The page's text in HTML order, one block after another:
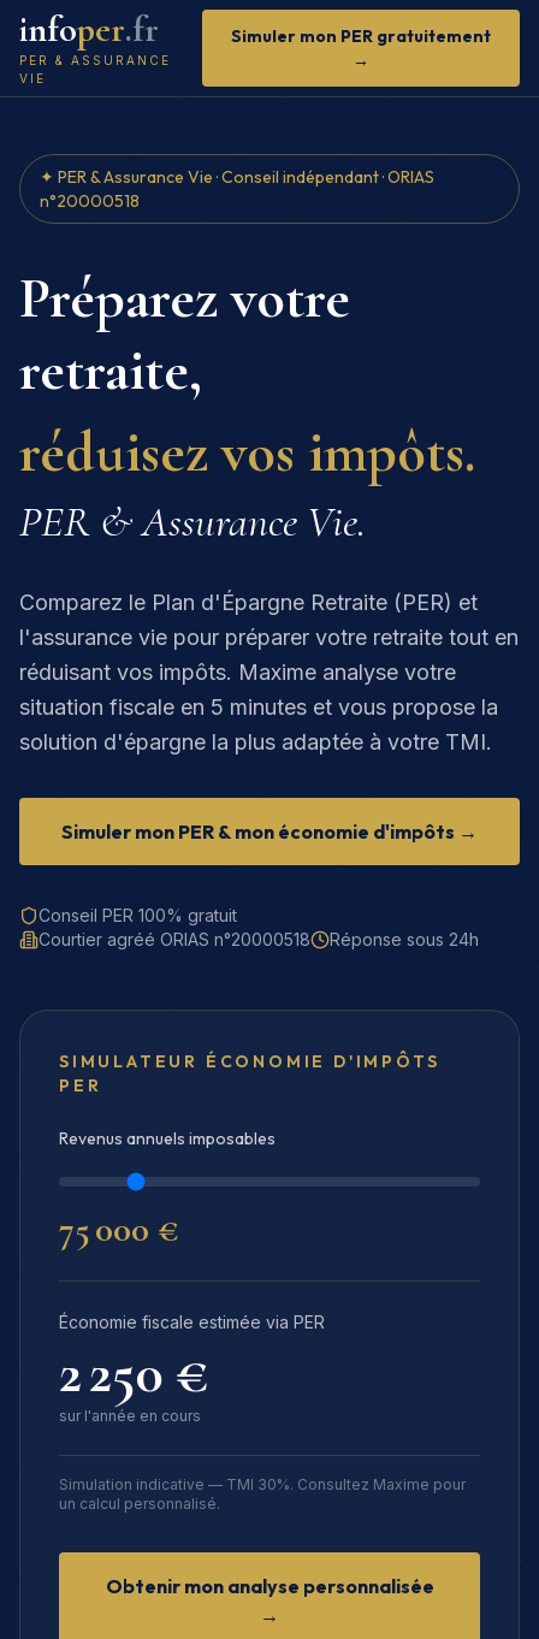
infoper.fr
PER & ASSURANCE
VIE
Simuler mon PER gratuitement
→
✦ PER & Assurance Vie · Conseil indépendant · ORIAS
n°20000518
Préparez votre
retraite,
réduisez vos impôts.
PER & Assurance Vie.
Comparez le Plan d'Épargne Retraite (PER) et
l'assurance vie pour préparer votre retraite tout en
réduisant vos impôts. Maxime analyse votre
situation fiscale en 5 minutes et vous propose la
solution d'épargne la plus adaptée à votre TMI.
Simuler mon PER & mon économie d'impôts →
Conseil PER 100% gratuit
Courtier agréé ORIAS n°20000518
Réponse sous 24h
SIMULATEUR ÉCONOMIE D'IMPÔTS
PER
Revenus annuels imposables
75 000 €
Économie fiscale estimée via PER
2 250 €
sur l'année en cours
Simulation indicative — TMI 30%. Consultez Maxime pour
un calcul personnalisé.
Obtenir mon analyse personnalisée
→